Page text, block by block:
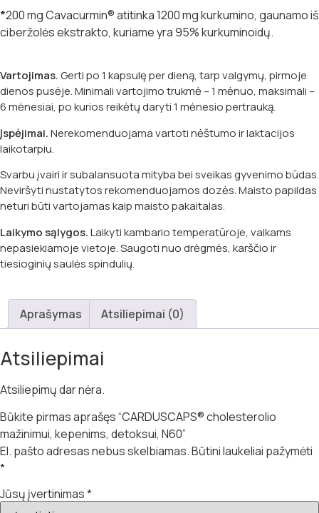
*200 mg Cavacurmin® atitinka 1200 mg kurkumino, gaunamo iš
ciberžolės ekstrakto, kuriame yra 95% kurkuminoidų.
Vartojimas.Gerti po 1 kapsulę per dieną, tarp valgymų, pirmoje
dienos pusėje. Minimali vartojimo trukmė – 1 mėnuo, maksimali –
6 mėnesiai, po kurios reikėtų daryti 1 mėnesio pertrauką.
Įspėjimai.Nerekomenduojama vartoti nėštumo ir laktacijos
laikotarpiu.
Svarbu įvairi ir subalansuota mityba bei sveikas gyvenimo būdas.
Neviršyti nustatytos rekomenduojamos dozės. Maisto papildas
neturi būti vartojamas kaip maisto pakaitalas.
Laikymo sąlygos.Laikyti kambario temperatūroje, vaikams
nepasiekiamoje vietoje. Saugoti nuo drėgmės, karščio ir
tiesioginių saulės spindulių.
Aprašymas Atsiliepimai (0)
Atsiliepimai
Atsiliepimų dar nėra.
Būkite pirmas aprašęs “CARDUSCAPS® cholesterolio
mažinimui, kepenims, detoksui, N60”
El. pašto adresas nebus skelbiamas.Būtini laukeliai pažymėti
*
Jūsų įvertinimas*